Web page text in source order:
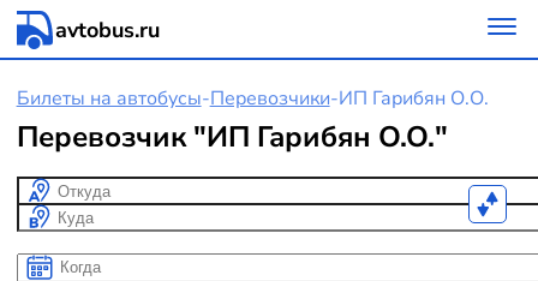
avtobus.ru
Билеты на автобусы-Перевозчики-ИП Гарибян О.О.
Перевозчик "ИП Гарибян О.О."
Откуда
Куда
Когда
Когда